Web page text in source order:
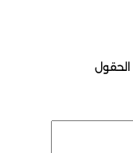
الحقول